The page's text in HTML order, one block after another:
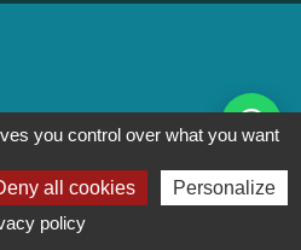
in ig yt
you control over what you want
all cookies
Personalize
policy